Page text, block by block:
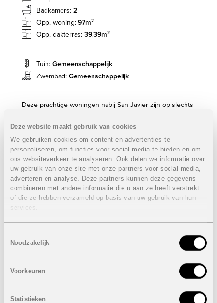
Deze website maakt gebruik van cookies
We gebruiken cookies om content en advertenties te
personaliseren, om functies voor social media te bieden en om
ons websiteverkeer te analyseren. Ook delen we informatie over
uw gebruik van onze site met onze partners voor social media,
adverteren en analyse. Deze partners kunnen deze gegevens
combineren met andere informatie die u aan ze heeft verstrekt
of die ze hebben verzameld op basis van uw gebruik van hun
services.
Noodzakelijk
Voorkeuren
Statistieken
Badkamers: 2
Opp. woning: 97m2
Opp. dakterras: 39,39m2
Tuin: Gemeenschappelijk
Zwembad: Gemeenschappelijk
Deze prachtige woningen nabij San Javier zijn op slechts
De woningen beschikken 3 slaapkamers, 2 badkamers
een prachtig dakterras met een fenomenaal uitzicht over
de bergen.
In het complex is ook een gemeenschappelijk zwembad
aanwezig.
De woningen liggen op slechts enkele minuten wandelen
van het levendige stadscentrum en de haven, hier vindt u
alles wat u nodig heeft. Winkels, bars, restaurants,...
De luchthaven van San Javier vindt u op slechts 7 km van
Alicante.
Bebouwde oppervlakte van: 97 m² tot 99,85 m²
Gemeenschappelijk zwembad